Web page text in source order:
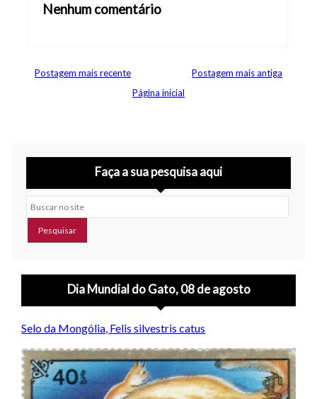
Nenhum comentário
Postagem mais recente
Postagem mais antiga
Página inicial
Faça a sua pesquisa aqui
Buscar no site
Dia Mundial do Gato, 08 de agosto
Selo da Mongólia, Felis silvestris catus